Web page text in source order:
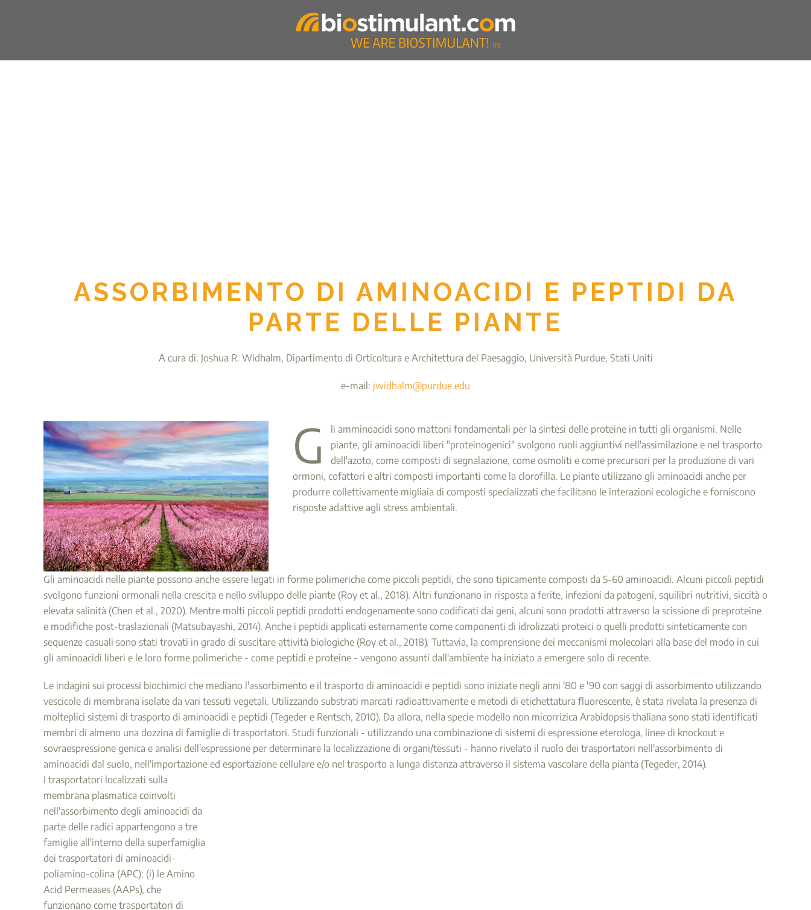
ASSORBIMENTO DI AMINOACIDI E PEPTIDI DA
PARTE DELLE PIANTE
A cura di: Joshua R. Widhalm, Dipartimento di Orticoltura e Architettura del Paesaggio, Università Purdue, Stati Uniti
e-mail: jwidhalm@purdue.edu
G
li amminoacidi sono mattoni fondamentali per la sintesi delle proteine in tutti gli organismi. Nelle
piante, gli aminoacidi liberi "proteinogenici" svolgono ruoli aggiuntivi nell'assimilazione e nel trasporto
dell'azoto, come composti di segnalazione, come osmoliti e come precursori per la produzione di vari
ormoni, cofattori e altri composti importanti come la clorofilla. Le piante utilizzano gli aminoacidi anche per
produrre collettivamente migliaia di composti specializzati che facilitano le interazioni ecologiche e forniscono
risposte adattive agli stress ambientali.
Gli aminoacidi nelle piante possono anche essere legati in forme polimeriche come piccoli peptidi, che sono tipicamente composti da 5-60 aminoacidi. Alcuni piccoli peptidi
svolgono funzioni ormonali nella crescita e nello sviluppo delle piante (Roy et al., 2018). Altri funzionano in risposta a ferite, infezioni da patogeni, squilibri nutritivi, siccità o
elevata salinità (Chen et al., 2020). Mentre molti piccoli peptidi prodotti endogenamente sono codificati dai geni, alcuni sono prodotti attraverso la scissione di preproteine
e modifiche post-traslazionali (Matsubayashi, 2014). Anche i peptidi applicati esternamente come componenti di idrolizzati proteici o quelli prodotti sinteticamente con
sequenze casuali sono stati trovati in grado di suscitare attività biologiche (Roy et al., 2018). Tuttavia, la comprensione dei meccanismi molecolari alla base del modo in cui
gli aminoacidi liberi e le loro forme polimeriche - come peptidi e proteine - vengono assunti dall'ambiente ha iniziato a emergere solo di recente.
Le indagini sui processi biochimici che mediano l'assorbimento e il trasporto di aminoacidi e peptidi sono iniziate negli anni '80 e '90 con saggi di assorbimento utilizzando
vescicole di membrana isolate da vari tessuti vegetali. Utilizzando substrati marcati radioattivamente e metodi di etichettatura fluorescente, è stata rivelata la presenza di
molteplici sistemi di trasporto di aminoacidi e peptidi (Tegeder e Rentsch, 2010). Da allora, nella specie modello non micorrizica Arabidopsis thaliana sono stati identificati
membri di almeno una dozzina di famiglie di trasportatori. Studi funzionali - utilizzando una combinazione di sistemi di espressione eterologa, linee di knockout e
sovraespressione genica e analisi dell'espressione per determinare la localizzazione di organi/tessuti - hanno rivelato il ruolo dei trasportatori nell'assorbimento di
aminoacidi dal suolo, nell'importazione ed esportazione cellulare e/o nel trasporto a lunga distanza attraverso il sistema vascolare della pianta (Tegeder, 2014).
I trasportatori localizzati sulla
membrana plasmatica coinvolti
nell'assorbimento degli aminoacidi da
parte delle radici appartengono a tre
famiglie all'interno della superfamiglia
dei trasportatori di aminoacidi-
poliamino-colina (APC): (i) le Amino
Acid Permeases (AAPs), che
funzionano come trasportatori di